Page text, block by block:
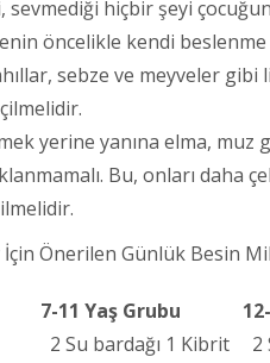
sevmediği hiçbir şeyi
öncelikle kendi
sebze ve meyveler
yerine yanına elma,
Bu, onları daha
İçin Önerilen Günlük Besin
7-11 Yaş Grubu
2 Su bardağı 1 Kibrit
2